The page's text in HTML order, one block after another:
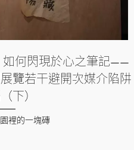
如何閃現於心之筆記——
覽若干避開次媒介陷阱
下）
裡的一塊磚